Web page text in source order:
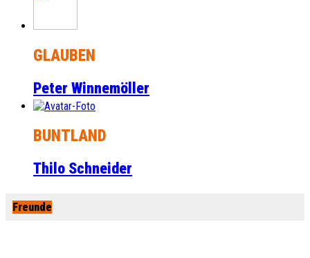
GLAUBEN
Peter Winnemöller
BUNTLAND
Thilo Schneider
Freunde